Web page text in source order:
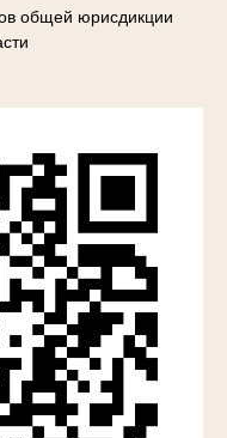
общей юрисдикции